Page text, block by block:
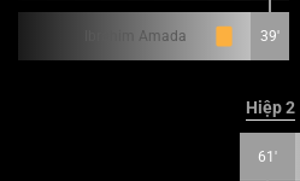
Ibrahim Amada 39'
Hiệp 2
61'